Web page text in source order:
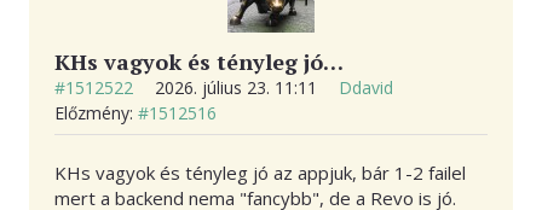
KHs vagyok és tényleg jó…
#1512522 2026. július 23. 11:11
Ddavid
Előzmény: #1512516
KHs vagyok és tényleg jó az appjuk, bár 1-2 failel
mert a backend nema "fancybb", de a Revo is jó.